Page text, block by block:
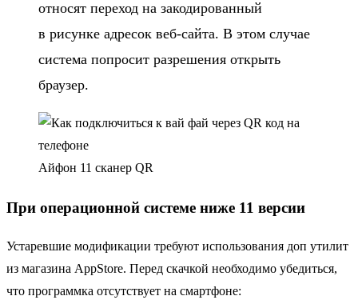
относят переход на закодированный
в рисунке адресок веб-сайта. В этом случае
система попросит разрешения открыть
браузер.
Айфон 11 сканер QR
При операционной системе ниже 11 версии
Устаревшие модификации требуют использования доп утилит
из магазина AppStore. Перед скачкой необходимо убедиться,
что программка отсутствует на смартфоне: